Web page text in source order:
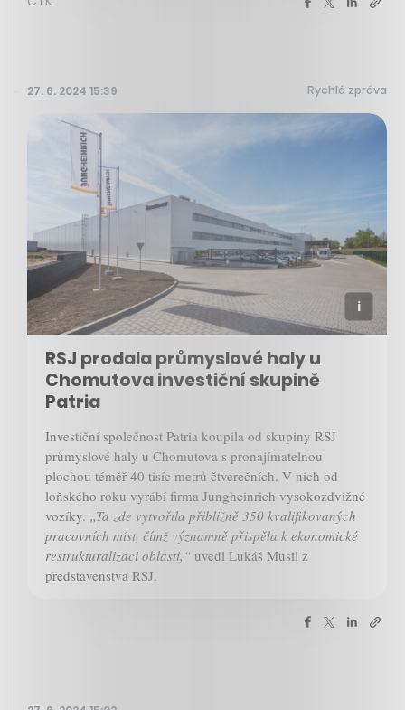
27. 6. 2024 15:39 Rychlá zpráva
RSJ prodala průmyslové haly u
Chomutova investiční skupině
Patria
Investiční společnost Patria koupila od skupiny RSJ
průmyslové haly u Chomutova s pronajímatelnou
plochou téměř 40 tisíc metrů čtverečních. V nich od
loňského roku vyrábí firma Jungheinrich vysokozdvižné
vozíky. „Ta zde vytvořila přibližně 350 kvalifikovaných
pracovních míst, čímž významně přispěla k ekonomické
restrukturalizaci oblasti,“ uvedl Lukáš Musil z
představenstva RSJ.